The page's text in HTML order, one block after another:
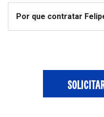
Por que contratar